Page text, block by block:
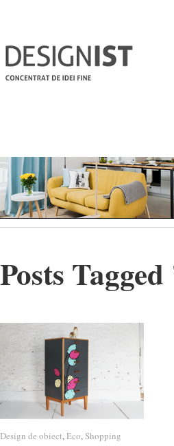
Posts Tagged
Design de obiect,Eco,Shopping
Design de obiect Eco Shopping